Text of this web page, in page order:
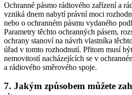
Ochranné pásmo rádiového zařízení a
vzniká dnem nabytí právní moci
nebo o ochranném pásmu vydaného
Parametry těchto ochranných pásem,
ochrany stanoví na návrh vlastníka
úřad v tomto rozhodnutí. Přitom musí
nemovitostí nacházejících se v
a rádiového směrového spoje.
7. Jakým způsobem můžete